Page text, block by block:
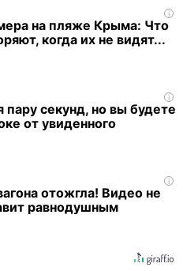
i
на пляже Крыма: Что
когда их не видят...
i
пару секунд, но вы будете
от увиденного
i
отожгла! Видео не
равнодушным